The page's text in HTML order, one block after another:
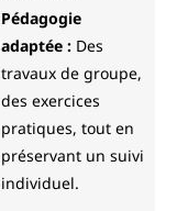
Pédagogie
adaptée : Des
travaux de groupe,
des exercices
pratiques, tout en
préservant un suivi
individuel.